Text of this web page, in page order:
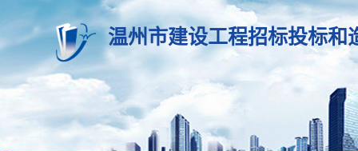
温州市建设工程招标投标和